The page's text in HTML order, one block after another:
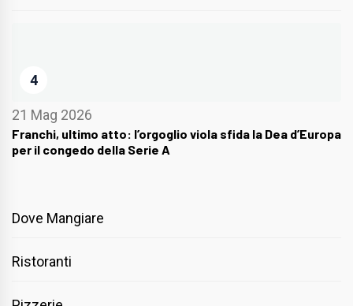
4
21 Mag 2026
Franchi, ultimo atto: l’orgoglio viola sfida la Dea d’Europa
per il congedo della Serie A
Dove Mangiare
Ristoranti